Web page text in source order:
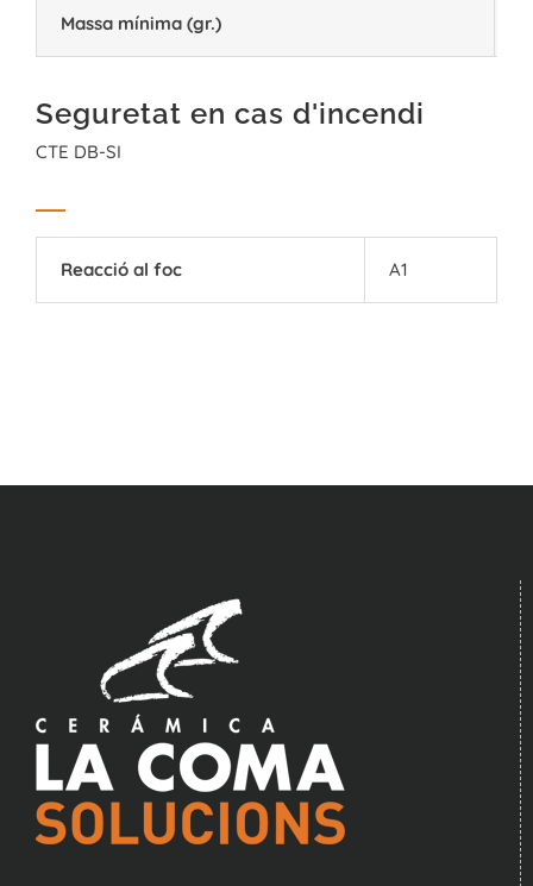
Massa mínima (gr.)
Seguretat en cas d'incendi
CTE DB-SI
Reacció al foc A1